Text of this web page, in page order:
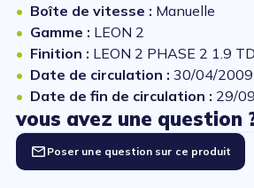
Boîte de vitesse : Manuelle
Gamme : LEON 2
Finition : LEON 2 PHASE 2 1.9
Date de circulation : 30/04/2009
Date de fin de circulation : 29/
vous avez une question
Poser une question sur ce produit